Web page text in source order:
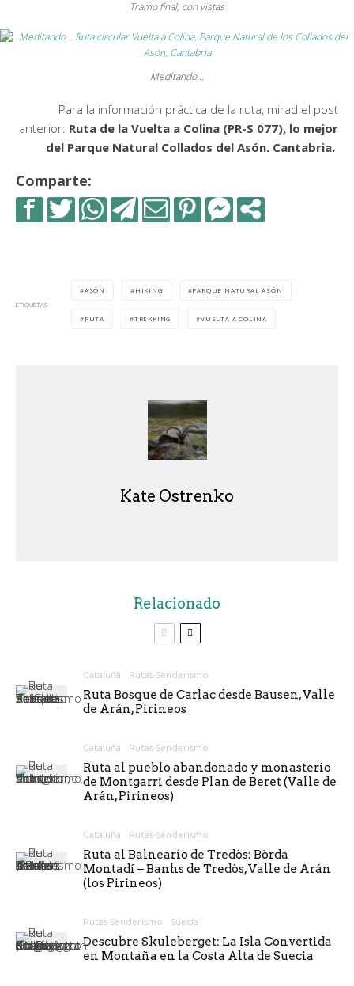
Tramo final, con vistas
Meditando…
Para la información práctica de la ruta, mirad el post
anterior: Ruta de la Vuelta a Colina (PR-S 077), lo mejor
del Parque Natural Collados del Asón. Cantabria.
Comparte:
ETIQUETAS
ASÓN HIKING PARQUE NATURAL ASÓN
RUTA TREKKING VUELTA A COLINA
Kate Ostrenko
Relacionado
Cataluña Rutas-Senderismo
Ruta Bosque de Carlac desde Bausen, Valle
de Arán, Pirineos
Cataluña Rutas-Senderismo
Ruta al pueblo abandonado y monasterio
de Montgarri desde Plan de Beret (Valle de
Arán, Pirineos)
Cataluña Rutas-Senderismo
Ruta al Balneario de Tredòs: Bòrda
Montadí – Banhs de Tredòs, Valle de Arán
(los Pirineos)
Rutas-Senderismo Suecia
Descubre Skuleberget: La Isla Convertida
en Montaña en la Costa Alta de Suecia